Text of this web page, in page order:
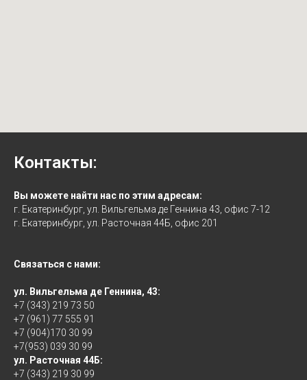
Контакты:
Вы можете найти нас по этим адресам:
г. Екатеринбург, ул. Вильгельма де Геннина 43, офис 7-12
г. Екатеринбург, ул. Расточная 44Б, офис 201
Связаться с нами:
ул. Вильгельма де Геннина, 43:
+7 (343) 219 73 50
+7 (961) 77 555 91
+7 (904)170 30 99
+7(953) 039 30 99
ул. Расточная 44Б:
+7 (343) 219 30 99